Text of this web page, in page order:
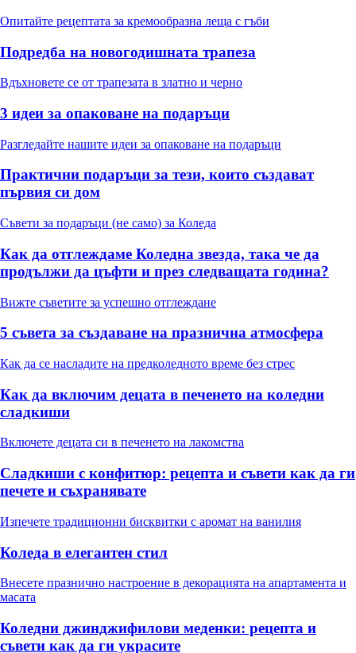
Опитайте рецептата за кремообразна леща с гъби
Подредба на новогодишната трапеза
Вдъхновете се от трапезата в златно и черно
3 идеи за опаковане на подаръци
Разгледайте нашите идеи за опаковане на подаръци
Практични подаръци за тези, които създават
първия си дом
Съвети за подаръци (не само) за Коледа
Как да отглеждаме Коледна звезда, така че да
продължи да цъфти и през следващата година?
Вижте съветите за успешно отглеждане
5 съвета за създаване на празнична атмосфера
Как да се насладите на предколедното време без стрес
Как да включим децата в печенето на коледни
сладкиши
Включете децата си в печенето на лакомства
Сладкиши с конфитюр: рецепта и съвети как да ги
печете и съхранявате
Изпечете традиционни бисквитки с аромат на ванилия
Коледа в елегантен стил
Внесете празнично настроение в декорацията на апартамента и
масата
Коледни джинджифилови меденки: рецепта и
съвети как да ги украсите